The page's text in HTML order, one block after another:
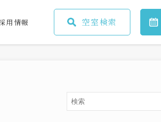
用情報 空室検索